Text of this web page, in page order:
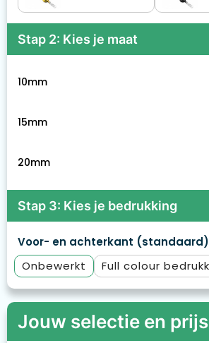
Stap 2: Kies je maat
10mm
15mm
20mm
Stap 3: Kies je bedrukking
Voor- en achterkant (standaard)
Onbewerkt
Full colour
Jouw selectie en prijs